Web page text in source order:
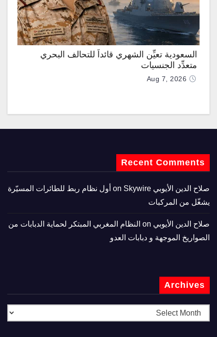
السعودية تعيِّن الشهري قائداً للتحالف البحري
متعدِّد الجنسيات
Aug 7, 2026
Recent Comments
صلاح الدين الأيوبي
Skywire أول نظام ربط للطائرات المسيّرة
يشغّل من المركبات
صلاح الدين الأيوبي
النظام المغربي المبتكر لحماية الدبابات من
الصواريخ الموجهة و دبابات العدو
Archives